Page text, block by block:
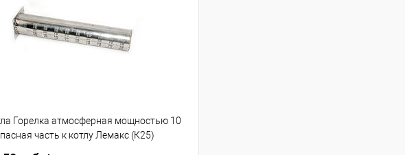
Горелка атмосферная мощностью 10
часть к котлу Лемакс (К25)